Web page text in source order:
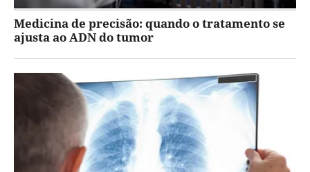
Medicina de precisão: quando o tratamento se
ajusta ao ADN do tumor